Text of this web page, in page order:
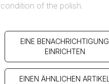
condition of the polish.
EINE BENACHRICHTIGUNG
EINRICHTEN
EINEN ÄHNLICHEN ARTIKEL